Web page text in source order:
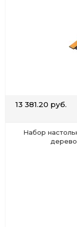
13 381.20 руб.
Набор